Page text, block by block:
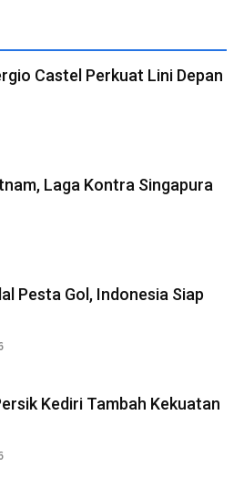
Castel Perkuat Lini Depan
Laga Kontra Singapura
Pesta Gol, Indonesia Siap
Kediri Tambah Kekuatan